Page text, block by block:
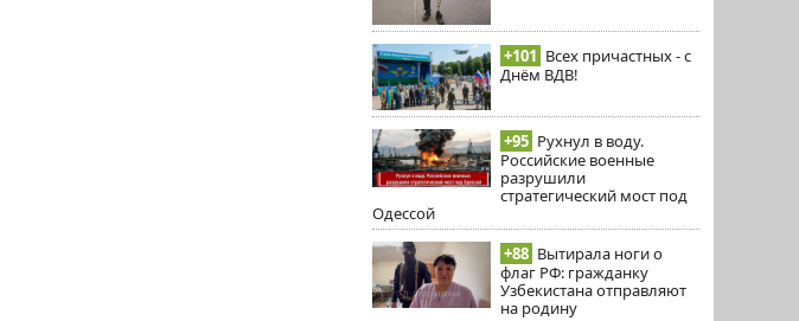
+101 Всех причастных - с
Днём ВДВ!
+95 Рухнул в воду.
Российские военные
разрушили
стратегический мост под
Одессой
+88 Вытирала ноги о
флаг РФ: гражданку
Узбекистана отправляют
на родину